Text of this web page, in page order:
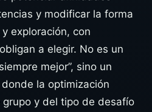
y modificar la forma
exploración, con
a elegir. No es un
mejor”, sino un
la optimización
y del tipo de desafío